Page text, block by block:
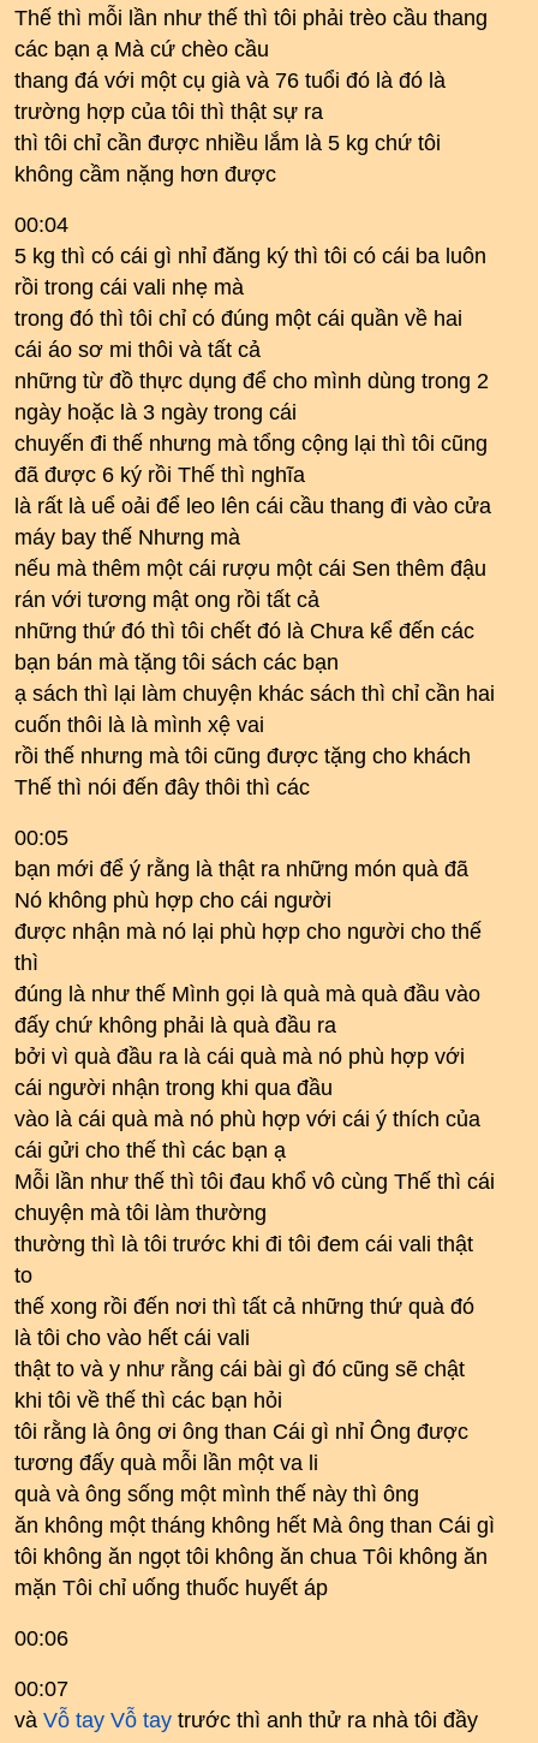
Thế thì mỗi lần như thế thì tôi phải trèo cầu thang
các bạn ạ Mà cứ chèo cầu
thang đá với một cụ già và 76 tuổi đó là đó là
trường hợp của tôi thì thật sự ra
thì tôi chỉ cần được nhiều lắm là 5 kg chứ tôi
không cầm nặng hơn được
00:04
5 kg thì có cái gì nhỉ đăng ký thì tôi có cái ba luôn
rồi trong cái vali nhẹ mà
trong đó thì tôi chỉ có đúng một cái quần về hai
cái áo sơ mi thôi và tất cả
những từ đồ thực dụng để cho mình dùng trong 2
ngày hoặc là 3 ngày trong cái
chuyến đi thế nhưng mà tổng cộng lại thì tôi cũng
đã được 6 ký rồi Thế thì nghĩa
là rất là uể oải để leo lên cái cầu thang đi vào cửa
máy bay thế Nhưng mà
nếu mà thêm một cái rượu một cái Sen thêm đậu
rán với tương mật ong rồi tất cả
những thứ đó thì tôi chết đó là Chưa kể đến các
bạn bán mà tặng tôi sách các bạn
ạ sách thì lại làm chuyện khác sách thì chỉ cần hai
cuốn thôi là là mình xệ vai
rồi thế nhưng mà tôi cũng được tặng cho khách
Thế thì nói đến đây thôi thì các
00:05
bạn mới để ý rằng là thật ra những món quà đã
Nó không phù hợp cho cái người
được nhận mà nó lại phù hợp cho người cho thế
thì
đúng là như thế Mình gọi là quà mà quà đầu vào
đấy chứ không phải là quà đầu ra
bởi vì quà đầu ra là cái quà mà nó phù hợp với
cái người nhận trong khi qua đầu
vào là cái quà mà nó phù hợp với cái ý thích của
cái gửi cho thế thì các bạn ạ
Mỗi lần như thế thì tôi đau khổ vô cùng Thế thì cái
chuyện mà tôi làm thường
thường thì là tôi trước khi đi tôi đem cái vali thật
to
thế xong rồi đến nơi thì tất cả những thứ quà đó
là tôi cho vào hết cái vali
thật to và y như rằng cái bài gì đó cũng sẽ chật
khi tôi về thế thì các bạn hỏi
tôi rằng là ông ơi ông than Cái gì nhỉ Ông được
tương đấy quà mỗi lần một va li
quà và ông sống một mình thế này thì ông
ăn không một tháng không hết Mà ông than Cái gì
tôi không ăn ngọt tôi không ăn chua Tôi không ăn
mặn Tôi chỉ uống thuốc huyết áp
00:06
00:07
và Vỗ tay Vỗ tay trước thì anh thử ra nhà tôi đầy